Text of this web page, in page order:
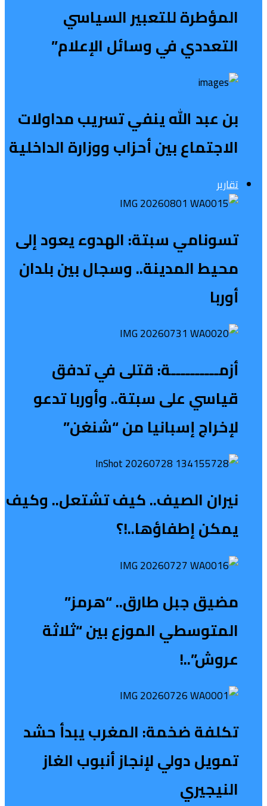
المؤطرة للتعبير السياسي
التعددي في وسائل الإعلام”
بن عبد الله ينفي تسريب مداولات
الاجتماع بين أحزاب ووزارة الداخلية
تقارير
تسونامي سبتة: الهدوء يعود إلى
محيط المدينة.. وسجال بين بلدان
أوربا
أزمــــــــــة: قتلى في تدفق
قياسي على سبتة.. وأوربا تدعو
لإخراج إسبانيا من “شنغن”
نيران الصيف.. كيف تشتعل.. وكيف
يمكن إطفاؤها..!؟
مضيق جبل طارق.. “هرمز”
المتوسطي الموزع بين “ثلاثة
عروش”..!
تكلفة ضخمة: المغرب يبدأ حشد
تمويل دولي لإنجاز أنبوب الغاز
النيجيري